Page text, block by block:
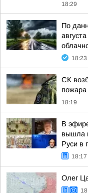
18:29
По
18:23
СК
пожара
18:19
В
вышла
Руси в
18:17
Олег